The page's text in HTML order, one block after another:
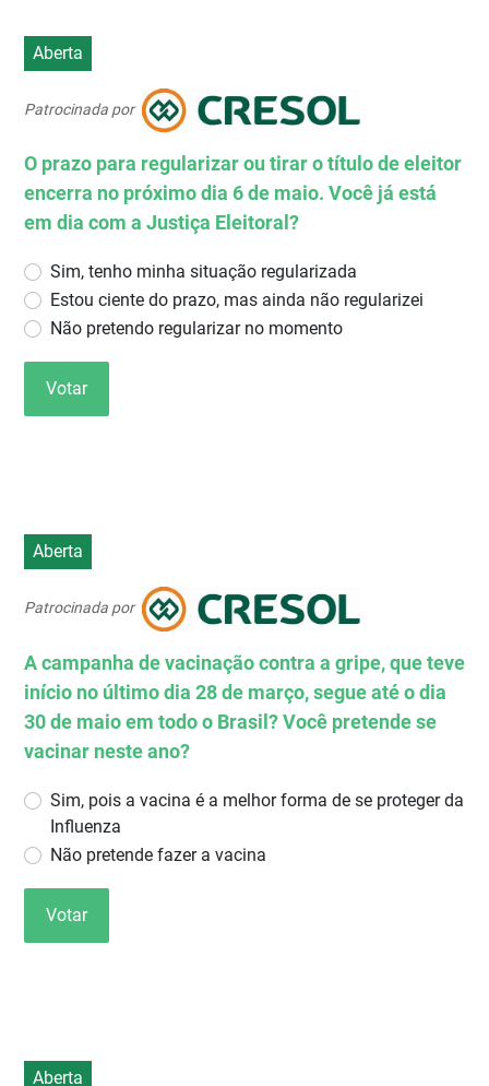
Aberta
Patrocinada por
O prazo para regularizar ou tirar o título de eleitor
encerra no próximo dia 6 de maio. Você já está
em dia com a Justiça Eleitoral?
Sim, tenho minha situação regularizada
Estou ciente do prazo, mas ainda não regularizei
Não pretendo regularizar no momento
Votar
Aberta
Patrocinada por
A campanha de vacinação contra a gripe, que teve
início no último dia 28 de março, segue até o dia
30 de maio em todo o Brasil? Você pretende se
vacinar neste ano?
Sim, pois a vacina é a melhor forma de se proteger da
Influenza
Não pretende fazer a vacina
Votar
Aberta